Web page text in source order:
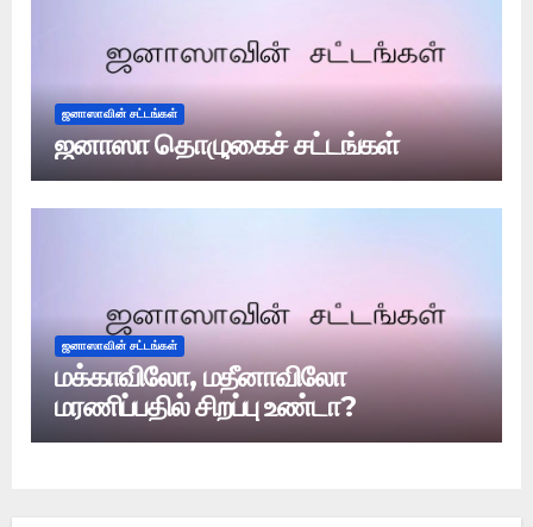
ஜனாஸாவின் சட்டங்கள்
ஜனாஸா தொழுகைச் சட்டங்கள்
ஜனாஸாவின் சட்டங்கள்
மக்காவிலோ, மதீனாவிலோ
மரணிப்பதில் சிறப்பு உண்டா?